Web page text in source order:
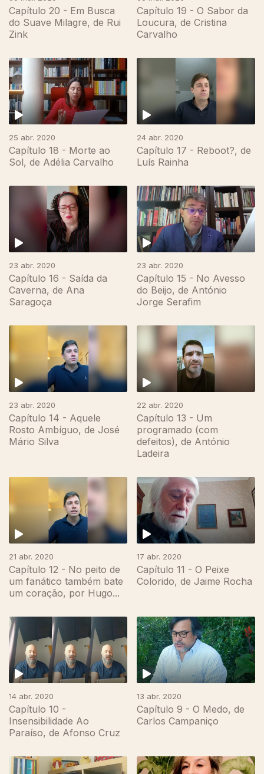
Capítulo 20 - Em Busca
do Suave Milagre, de Rui
Zink
Capítulo 19 - O Sabor da
Loucura, de Cristina
Carvalho
25 abr. 2020
Capítulo 18 - Morte ao
Sol, de Adélia Carvalho
24 abr. 2020
Capítulo 17 - Reboot?, de
Luís Rainha
23 abr. 2020
Capítulo 16 - Saída da
Caverna, de Ana
Saragoça
23 abr. 2020
Capítulo 15 - No Avesso
do Beijo, de António
Jorge Serafim
23 abr. 2020
Capítulo 14 - Aquele
Rosto Ambíguo, de José
Mário Silva
22 abr. 2020
Capítulo 13 - Um
programado (com
defeitos), de António
Ladeira
21 abr. 2020
Capítulo 12 - No peito de
um fanático também bate
um coração, por Hugo...
17 abr. 2020
Capítulo 11 - O Peixe
Colorido, de Jaime Rocha
14 abr. 2020
Capítulo 10 -
Insensibilidade Ao
Paraíso, de Afonso Cruz
13 abr. 2020
Capítulo 9 - O Medo, de
Carlos Campaniço